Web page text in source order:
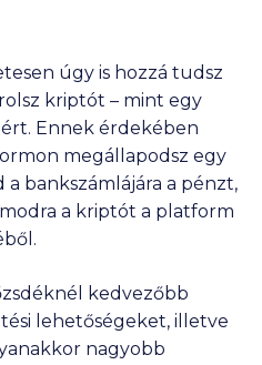
úgy is hozzá tudsz
kriptót – mint egy
Ennek érdekében
megállapodsz egy
bankszámlájára a pénzt,
a kriptót a platform
kedvezőbb
lehetőségeket, illetve
nagyobb